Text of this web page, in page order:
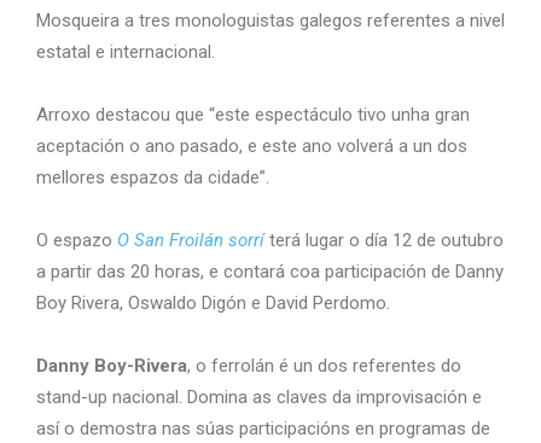
Mosqueira a tres monologuistas galegos referentes a nivel
estatal e internacional.
Arroxo destacou que “este espectáculo tivo unha gran
aceptación o ano pasado, e este ano volverá a un dos
mellores espazos da cidade”.
O espazo O San Froilán sorríterá lugar o día 12 de outubro
a partir das 20 horas, e contará coa participación de Danny
Boy Rivera, Oswaldo Digón e David Perdomo.
Danny Boy-Rivera, o ferrolán é un dos referentes do
stand-up nacional. Domina as claves da improvisación e
así o demostra nas súas participacións en programas de